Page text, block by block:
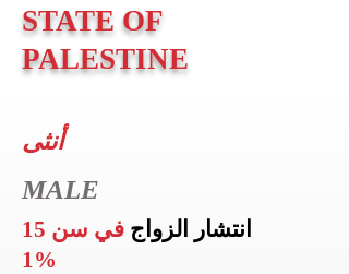
STATE OF
PALESTINE
أنثى
MALE
انتشار الزواج في سن 15
1%